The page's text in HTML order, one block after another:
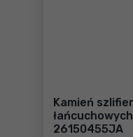
Kamień
26150455JA